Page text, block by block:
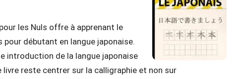
les Nuls offre à apprenant le
débutant en langue japonaise.
introduction de la langue japonaise
livre reste centrer sur la calligraphie et non sur